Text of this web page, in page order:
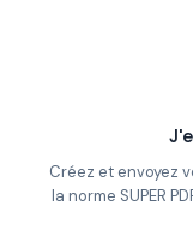
Créez et envoyez
la norme SUPER